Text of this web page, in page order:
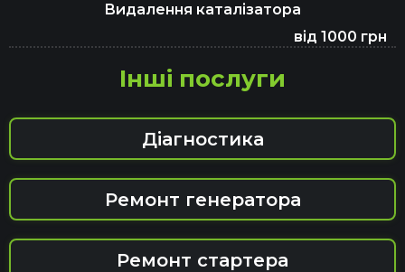
Видалення каталізатора
від 1000 грн
Інші послуги
Діагностика
Ремонт генератора
Ремонт стартера